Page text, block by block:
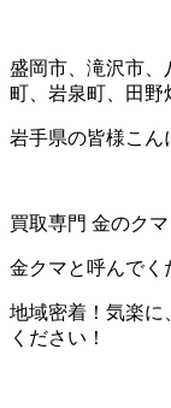
盛岡市、滝沢市、
町、岩泉町、田野
岩手県の皆様こん
買取専門 金のク
金クマと呼んでく
地域密着！気楽に
ください！